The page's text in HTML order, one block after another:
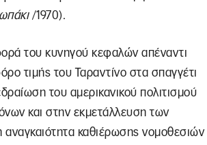
/1970).
του κυνηγού κεφαλών απέναντι
τιμής του Ταραντίνο στα σπαγγέτι
του αμερικανικού πολιτισμού
και στην εκμετάλλευση των
καθιέρωσης νομοθεσιών